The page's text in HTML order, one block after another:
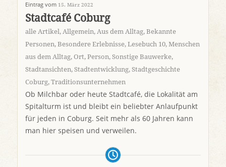
Eintrag vom 15. März 2022
Stadtcafé Coburg
alle Artikel, Allgemein, Aus dem Alltag, Bekannte
Personen, Besondere Erlebnisse, Lesebuch 10, Menschen
aus dem Alltag, Ort, Person, Sonstige Bauwerke,
Stadtansichten, Stadtentwicklung, Stadtgeschichte
Coburg, Traditionsunternehmen
Ob Milchbar oder heute Stadtcafé, die Lokalität am
Spitalturm ist und bleibt ein beliebter Anlaufpunkt
für jeden in Coburg. Seit mehr als 60 Jahren kann
man hier speisen und verweilen.